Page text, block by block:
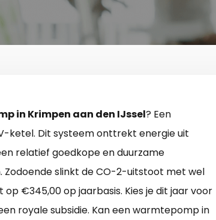
in Krimpen aan den IJssel? Een
ketel. Dit systeem onttrekt energie uit
relatief goedkope en duurzame
slinkt de CO-2-uitstoot met wel
€345,00 op jaarbasis. Kies je dit jaar voor
royale subsidie. Kan een warmtepomp in